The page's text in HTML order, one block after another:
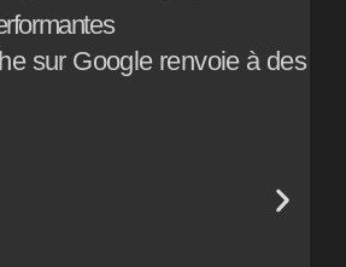
sur Google renvoie à des